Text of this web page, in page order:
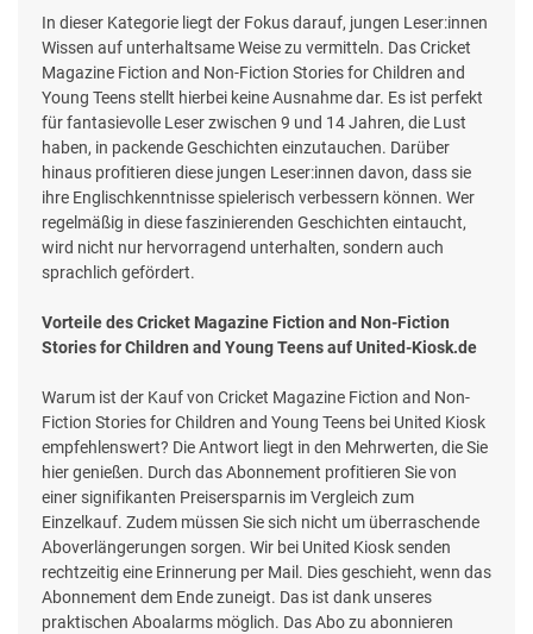
In dieser Kategorie liegt der Fokus darauf, jungen Leser:innen
Wissen auf unterhaltsame Weise zu vermitteln. Das Cricket
Magazine Fiction and Non-Fiction Stories for Children and
Young Teens stellt hierbei keine Ausnahme dar. Es ist perfekt
für fantasievolle Leser zwischen 9 und 14 Jahren, die Lust
haben, in packende Geschichten einzutauchen. Darüber
hinaus profitieren diese jungen Leser:innen davon, dass sie
ihre Englischkenntnisse spielerisch verbessern können. Wer
regelmäßig in diese faszinierenden Geschichten eintaucht,
wird nicht nur hervorragend unterhalten, sondern auch
sprachlich gefördert.
Vorteile des Cricket Magazine Fiction and Non-Fiction
Stories for Children and Young Teens auf United-Kiosk.de
Warum ist der Kauf von Cricket Magazine Fiction and Non-
Fiction Stories for Children and Young Teens bei United Kiosk
empfehlenswert? Die Antwort liegt in den Mehrwerten, die Sie
hier genießen. Durch das Abonnement profitieren Sie von
einer signifikanten Preisersparnis im Vergleich zum
Einzelkauf. Zudem müssen Sie sich nicht um überraschende
Aboverlängerungen sorgen. Wir bei United Kiosk senden
rechtzeitig eine Erinnerung per Mail. Dies geschieht, wenn das
Abonnement dem Ende zuneigt. Das ist dank unseres
praktischen Aboalarms möglich. Das Abo zu abonnieren